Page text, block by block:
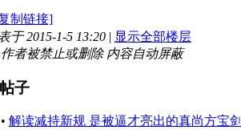
制链接]
于 2015-1-5 13:20 | 显示全部楼层
作者被禁止或删除 内容自动屏蔽
子
• 解读减持新规 是被逼才亮出的真尚方宝